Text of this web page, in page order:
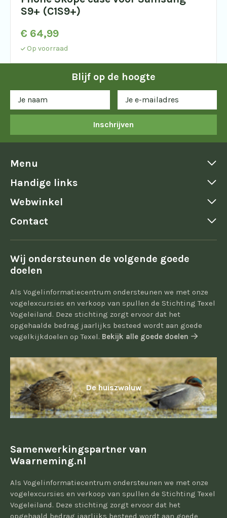
S9+ (C1S9+)
€ 64,99
Op voorraad
Blijf op de hoogte
Inschrijven
Menu
Handige links
Webwinkel
Contact
Wij ondersteunen de volgende goede
doelen
Als Vogelinformatiecentrum ondersteunen we met onze
vogelexcursies en verkoop van spullen de Stichting Texel
Vogeleiland. Deze stichting zorgt ervoor dat het
opgehaalde bedrag jaarlijks besteed wordt aan goede
vogelkijkdoelen op Texel. Bekijk alle goede doelen
De huiszwaluw
Samenwerkingspartner van
Waarneming.nl
Als Vogelinformatiecentrum ondersteunen we met onze
vogelexcursies en verkoop van spullen de Stichting Texel
Vogeleiland. Deze stichting zorgt ervoor dat het
opgehaald bedrag jaarlijks besteed wordt aan goede